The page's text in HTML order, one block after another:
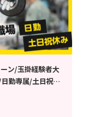
ン/玉掛経験者大
勤専属/土日祝休